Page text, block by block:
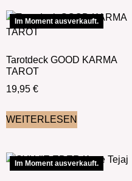
Im Moment ausverkauft.
Tarotdeck GOOD KARMA
TAROT
19,95 €
WEITERLESEN
Im Moment ausverkauft.